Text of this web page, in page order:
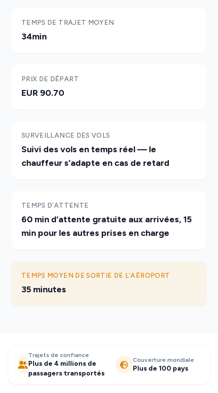
TEMPS DE TRAJET MOYEN
34min
PRIX DE DÉPART
EUR 90.70
SURVEILLANCE DES VOLS
Suivi des vols en temps réel — le
chauffeur s’adapte en cas de retard
TEMPS D’ATTENTE
60 min d’attente gratuite aux arrivées, 15
min pour les autres prises en charge
TEMPS MOYEN DE SORTIE DE L’AÉROPORT
35 minutes
Trajets de confiance
Plus de 4 millions de
passagers transportés
Couverture mondiale
Plus de 100 pays